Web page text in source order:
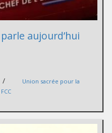
parle aujourd’hui
/
Union sacrée pour la
FCC